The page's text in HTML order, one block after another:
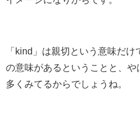
「kind」は親切という意味だ
の意味があるということと、
多くみてるからでしょうね。